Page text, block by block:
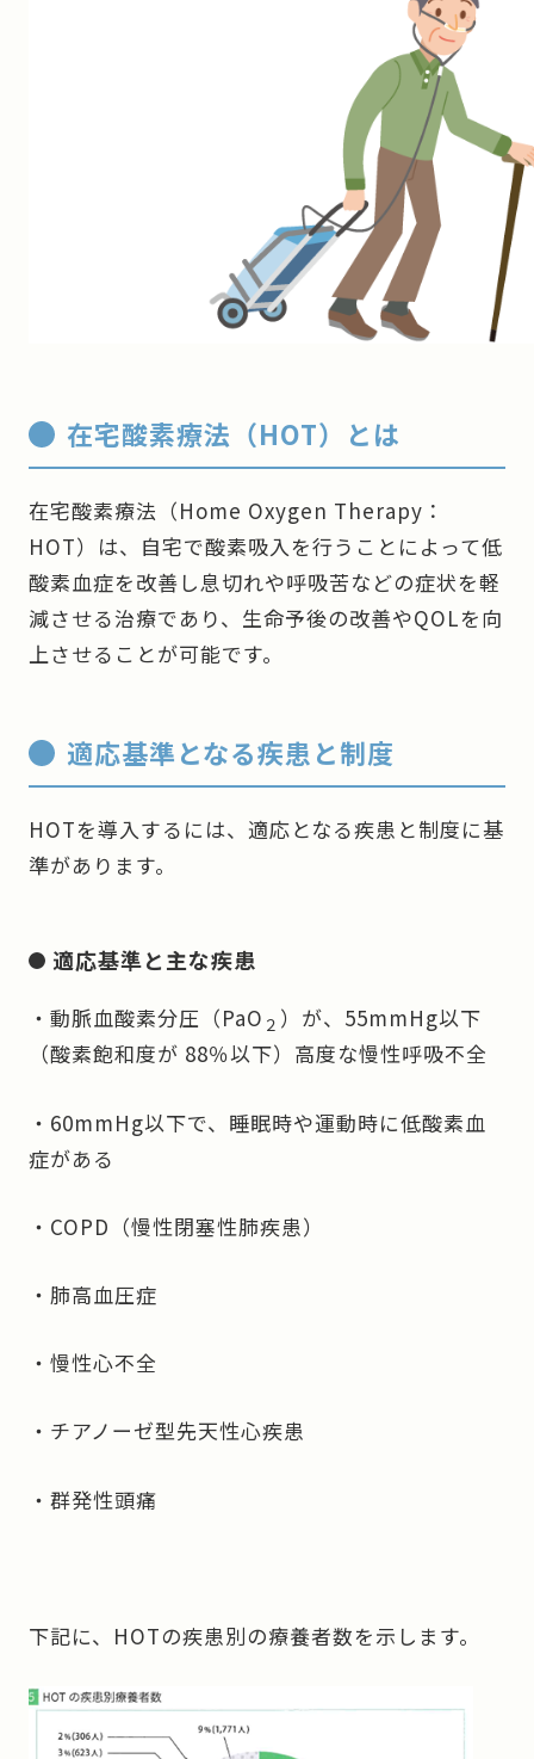
在宅酸素療法（HOT）とは
在宅酸素療法（Home Oxygen Therapy：
HOT）は、自宅で酸素吸入を行うことによって低
酸素血症を改善し息切れや呼吸苦などの症状を軽
減させる治療であり、生命予後の改善やQOLを向
上させることが可能です。
適応基準となる疾患と制度
HOTを導入するには、適応となる疾患と制度に基
準があります。
適応基準と主な疾患
・動脈血酸素分圧（PaO ２ ）が、55mmHg以下
（酸素飽和度が 88％以下）高度な慢性呼吸不全
・60mmHg以下で、睡眠時や運動時に低酸素血
症がある
・COPD（慢性閉塞性肺疾患）
・肺高血圧症
・慢性心不全
・チアノーゼ型先天性心疾患
・群発性頭痛
下記に、HOTの疾患別の療養者数を示します。